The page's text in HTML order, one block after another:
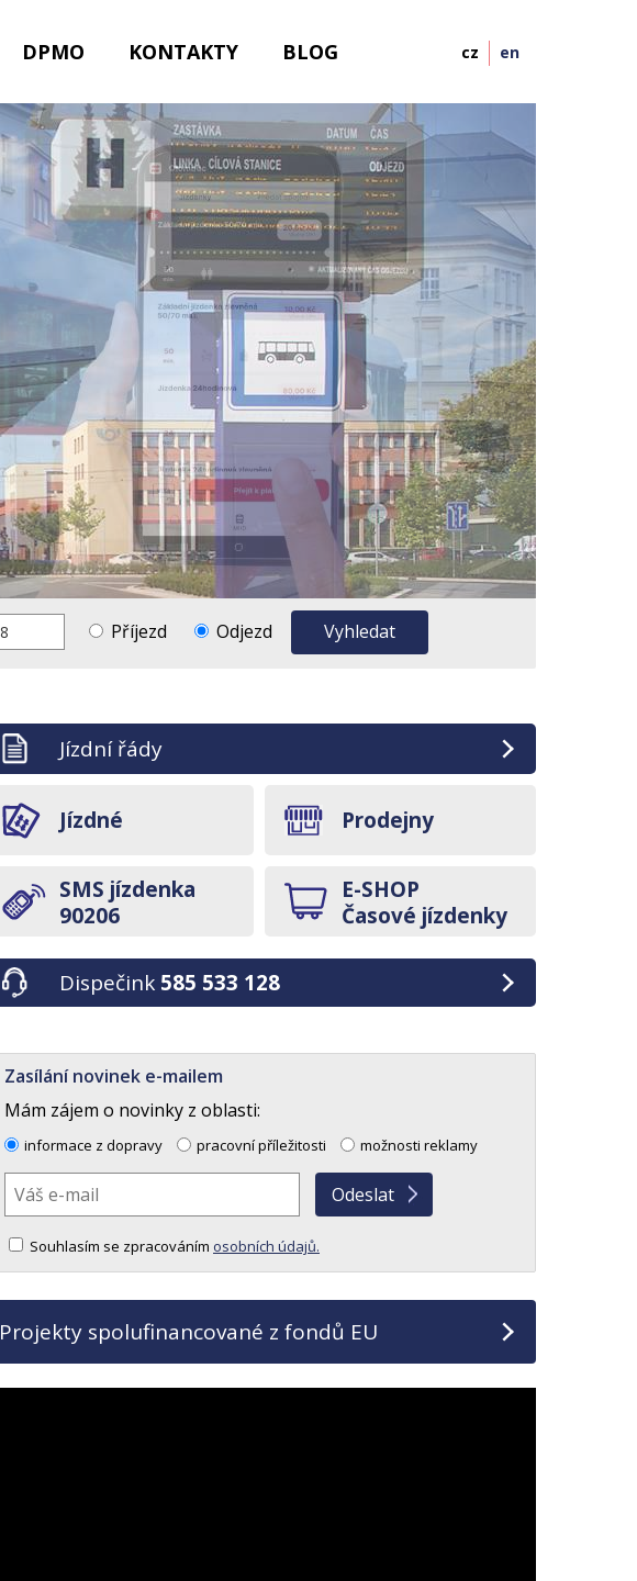
cz en
DPMO KONTAKTY BLOG
Příjezd Odjezd Vyhledat
Jízdní řády
Jízdné Prodejny
SMS jízdenka
90206
E-SHOP
Časové jízdenky
Dispečink 585 533 128
Zasílání novinek e-mailem
Mám zájem o novinky z oblasti:
informace z dopravy pracovní příležitosti možnosti reklamy
Souhlasím se zpracováním osobních údajů.
Projekty spolufinancované z fondů EU